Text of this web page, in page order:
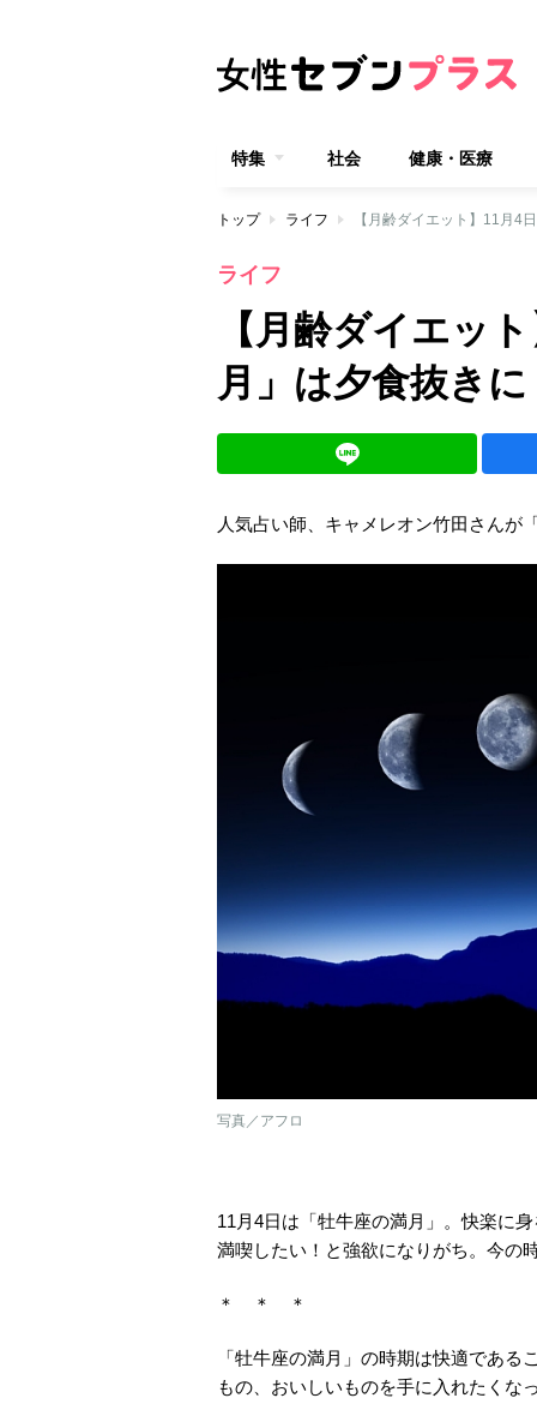
特集 社会 健康・医療
トップ ライフ 【月齢ダイエット】11月4
ライフ
【月齢ダイエッ
月」は夕食抜き
人気占い師、キャメレオン竹田さんが
写真／アフロ
11月4日は「牡牛座の満月」。快楽に
満喫したい！と強欲になりがち。今の
＊ ＊ ＊
「牡牛座の満月」の時期は快適であ
もの、おいしいものを手に入れたく